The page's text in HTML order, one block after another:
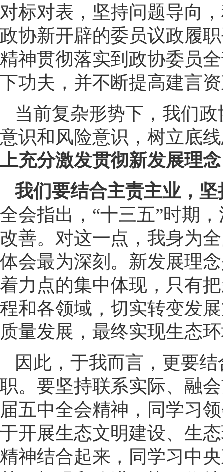
对标对表，坚持问题导向
政协新开辟的委员议政履
精神贯彻落实到政协委员
下功夫，并不断提高建言
当前复杂形势下，我们
意识和风险意识，树立底
上充分激发贯彻新发展理
我们要结合主责主业，
全会指出，“十三五”时期
改善。对这一点，我身为
体会最为深刻。新发展理
着力点的集中体现，只有
程和各领域，切实转变发
质量发展，最终实现生态
因此，于我而言，更要
职。要坚持联系实际、融
届五中全会精神，同学习
于开展生态文明建设、生
精神结合起来，同学习中